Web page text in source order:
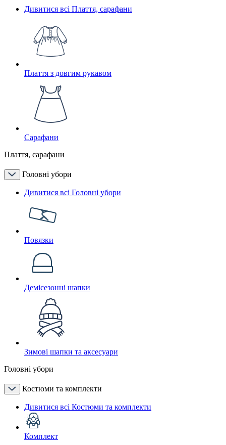
Дивитися всі Плаття, сарафани
Плаття з довгим рукавом
Сарафани
Плаття, сарафани
Головні убори
Дивитися всі Головні убори
Повязки
Демісезонні шапки
Зимові шапки та аксесуари
Головні убори
Костюми та комплекти
Дивитися всі Костюми та комплекти
Комплект